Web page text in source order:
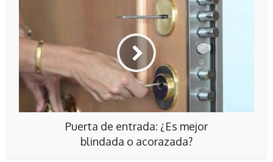
Puerta de entrada: ¿Es mejor
blindada o acorazada?